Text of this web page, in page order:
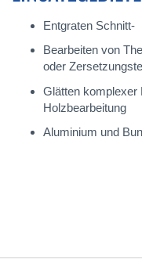
Entgraten Schnitt-
Bearbeiten von
oder
Glätten komplexer
Holzbearbeitung
Aluminium und